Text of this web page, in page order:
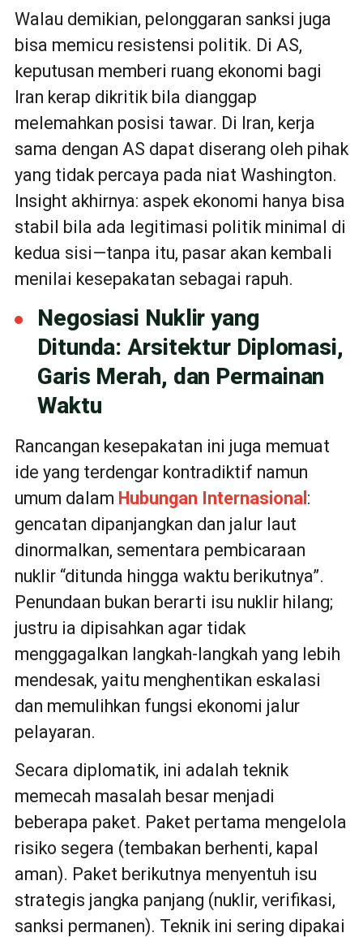
Walau demikian, pelonggaran sanksi juga
bisa memicu resistensi politik. Di AS,
keputusan memberi ruang ekonomi bagi
Iran kerap dikritik bila dianggap
melemahkan posisi tawar. Di Iran, kerja
sama dengan AS dapat diserang oleh pihak
yang tidak percaya pada niat Washington.
Insight akhirnya: aspek ekonomi hanya bisa
stabil bila ada legitimasi politik minimal di
kedua sisi—tanpa itu, pasar akan kembali
menilai kesepakatan sebagai rapuh.
Negosiasi Nuklir yang
Ditunda: Arsitektur Diplomasi,
Garis Merah, dan Permainan
Waktu
Rancangan kesepakatan ini juga memuat
ide yang terdengar kontradiktif namun
umum dalam Hubungan Internasional :
gencatan dipanjangkan dan jalur laut
dinormalkan, sementara pembicaraan
nuklir “ditunda hingga waktu berikutnya”.
Penundaan bukan berarti isu nuklir hilang;
justru ia dipisahkan agar tidak
menggagalkan langkah-langkah yang lebih
mendesak, yaitu menghentikan eskalasi
dan memulihkan fungsi ekonomi jalur
pelayaran.
Secara diplomatik, ini adalah teknik
memecah masalah besar menjadi
beberapa paket. Paket pertama mengelola
risiko segera (tembakan berhenti, kapal
aman). Paket berikutnya menyentuh isu
strategis jangka panjang (nuklir, verifikasi,
sanksi permanen). Teknik ini sering dipakai